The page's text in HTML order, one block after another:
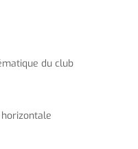
du club